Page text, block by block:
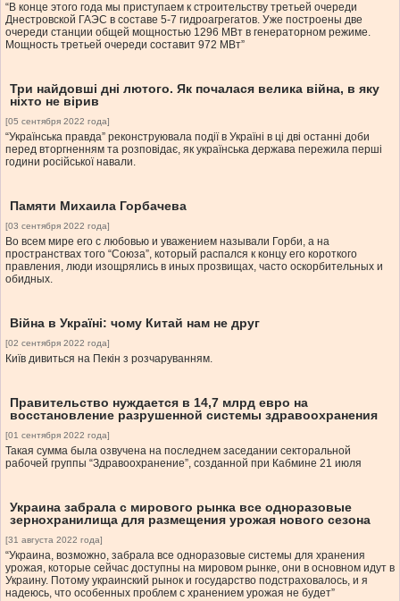
“В конце этого года мы приступаем к строительству третьей очереди
Днестровской ГАЭС в составе 5-7 гидроагрегатов. Уже построены две
очереди станции общей мощностью 1296 МВт в генераторном режиме.
Мощность третьей очереди составит 972 МВт”
Три найдовші дні лютого. Як почалася велика війна, в яку
ніхто не вірив
[05 сентября 2022 года]
“Українська правда” реконструювала події в Україні в ці дві останні доби
перед вторгненням та розповідає, як українська держава пережила перші
години російської навали.
Памяти Михаила Горбачева
[03 сентября 2022 года]
Во всем мире его с любовью и уважением называли Горби, а на
пространствах того “Союза”, который распался к концу его короткого
правления, люди изощрялись в иных прозвищах, часто оскорбительных и
обидных.
Війна в Україні: чому Китай нам не друг
[02 сентября 2022 года]
Київ дивиться на Пекін з розчаруванням.
Правительство нуждается в 14,7 млрд евро на
восстановление разрушенной системы здравоохранения
[01 сентября 2022 года]
Такая сумма была озвучена на последнем заседании секторальной
рабочей группы “Здравоохранение”, созданной при Кабмине 21 июля
Украина забрала с мирового рынка все одноразовые
зернохранилища для размещения урожая нового сезона
[31 августа 2022 года]
“Украина, возможно, забрала все одноразовые системы для хранения
урожая, которые сейчас доступны на мировом рынке, они в основном идут в
Украину. Потому украинский рынок и государство подстраховалось, и я
надеюсь, что особенных проблем с хранением урожая не будет”